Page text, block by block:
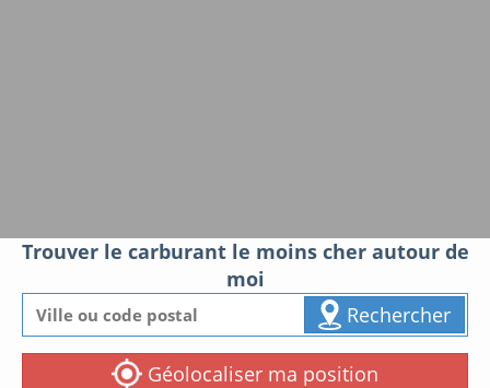
Trouver le carburant le moins cher autour de
moi
Rechercher
Géolocaliser ma position